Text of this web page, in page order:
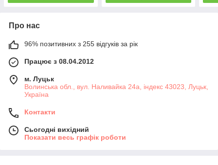
Про нас
96% позитивних з 255 відгуків за рік
Працює з 08.04.2012
м. Луцьк
Волинська обл., вул. Наливайка 24а, індекс 43023, Луцьк,
Україна
Контакти
Сьогодні вихідний
Показати весь графік роботи